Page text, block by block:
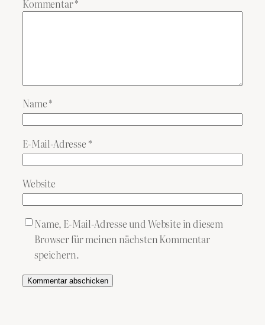
Kommentar*
Name*
E-Mail-Adresse *
Website
Name, E-Mail-Adresse und Website in diesem
Browser für meinen nächsten Kommentar
speichern.